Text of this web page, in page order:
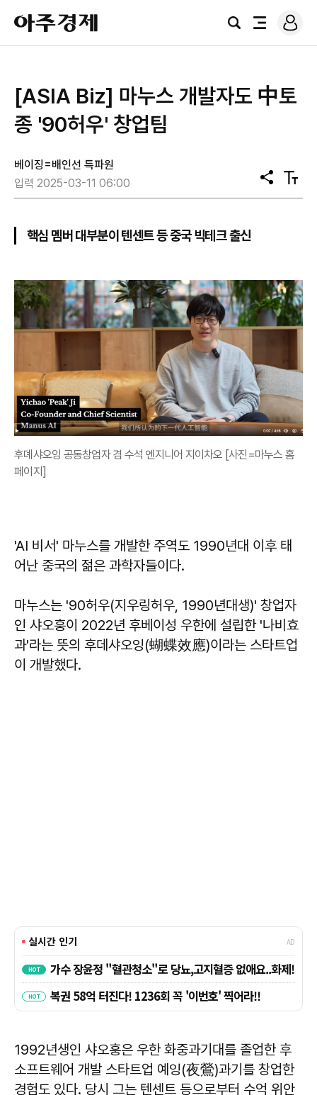
아
주
경
검
전
로
그
[ASIA Biz] 마누스 개발자도 中토
종 '90허우' 창업팀
베이징=배인선 특파원
입력 2025-03-11 06:00
공
유
텍
스
핵심 멤버 대부분이 텐센트 등 중국 빅테크 출신
후뎨샤오잉 공동창업자 겸 수석 엔지니어 지이차오 [사진=마누스 홈
페이지]
'AI 비서' 마누스를 개발한 주역도 1990년대 이후 태
어난 중국의 젊은 과학자들이다.
마누스는 '90허우(지우링허우, 1990년대생)' 창업자
인 샤오훙이 2022년 후베이성 우한에 설립한 '나비효
과'라는 뜻의 후데샤오잉(蝴蝶效應)이라는 스타트업
이 개발했다.
1992년생인 샤오훙은 우한 화중과기대를 졸업한 후
소프트웨어 개발 스타트업 예잉(夜鶯)과기를 창업한
경험도 있다. 당시 그는 텐센트 등으로부터 수억 위안